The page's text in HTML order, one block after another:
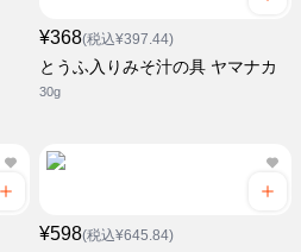
¥368(税込¥397.44)
とうふ入りみそ汁の具 ヤマナカ
30g
¥598(税込¥645.84)